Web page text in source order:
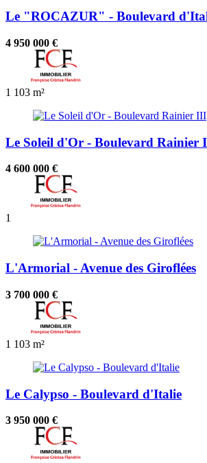
Le "ROCAZUR" - Boulevard
4 950 000 €
1 103 m²
Le Soleil d'Or - Boulevard Rainier
4 600 000 €
1
L'Armorial - Avenue des Giroflées
3 700 000 €
1 103 m²
Le Calypso - Boulevard d'Italie
3 950 000 €